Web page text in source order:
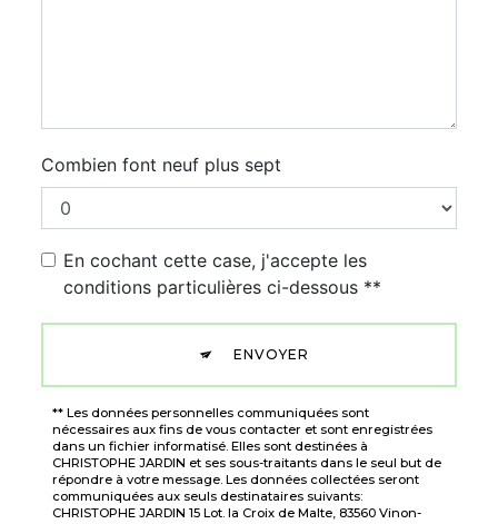
Combien font neuf plus sept
En cochant cette case, j'accepte les
conditions particulières ci-dessous **
ENVOYER
** Les données personnelles communiquées sont
nécessaires aux fins de vous contacter et sont enregistrées
dans un fichier informatisé. Elles sont destinées à
CHRISTOPHE JARDIN et ses sous-traitants dans le seul but de
répondre à votre message. Les données collectées seront
communiquées aux seuls destinataires suivants:
CHRISTOPHE JARDIN 15 Lot. la Croix de Malte, 83560 Vinon-